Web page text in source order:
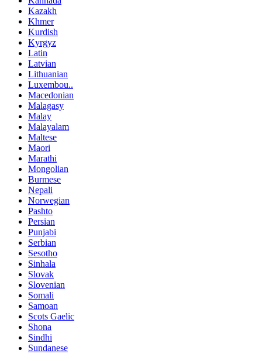
Kazakh
Khmer
Kurdish
Kyrgyz
Latin
Latvian
Lithuanian
Luxembou..
Macedonian
Malagasy
Malay
Malayalam
Maltese
Maori
Marathi
Mongolian
Burmese
Nepali
Norwegian
Pashto
Persian
Punjabi
Serbian
Sesotho
Sinhala
Slovak
Slovenian
Somali
Samoan
Scots Gaelic
Shona
Sindhi
Sundanese